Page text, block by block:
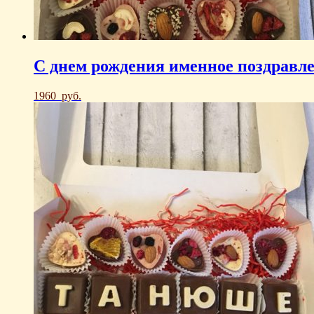
С днем рождения именное
1960 руб.